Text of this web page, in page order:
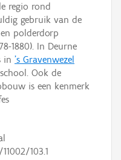
regio rond
gebruik van de
polderdorp
1880). In Deurne
in ’s Gravenwezel
Ook de
is een kenmerk
103.1